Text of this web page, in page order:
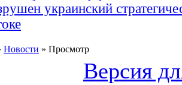
украинский
Новости » Просмотр
Версия